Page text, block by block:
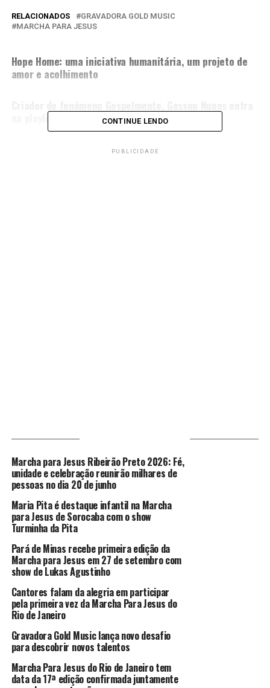
RELACIONADOS
GRAVADORA GOLD MUSIC
MARCHA PARA JESUS
Hope Home: uma iniciativa humanitária, um projeto de
amor e acolhimento
na playlist Top Músicas Reels Brasil, do Spotify
CONTINUE LENDO
PUBLICIDADE
Marcha para Jesus Ribeirão Preto 2026: Fé,
unidade e celebração reunirão milhares de
pessoas no dia 20 de junho
Maria Pita é destaque infantil na Marcha
para Jesus de Sorocaba com o show
Turminha da Pita
Pará de Minas recebe primeira edição da
Marcha para Jesus em 27 de setembro com
show de Lukas Agustinho
Cantores falam da alegria em participar
pela primeira vez da Marcha Para Jesus do
Rio de Janeiro
Gravadora Gold Music lança novo desafio
para descobrir novos talentos
Marcha Para Jesus do Rio de Janeiro tem
data da 17ª edição confirmada juntamente